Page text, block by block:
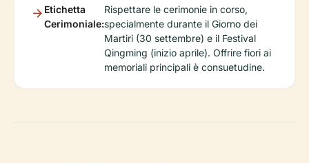
Etichetta
Cerimoniale:
Rispettare le cerimonie in corso,
specialmente durante il Giorno dei
Martiri (30 settembre) e il Festival
Qingming (inizio aprile). Offrire fiori ai
memoriali principali è consuetudine.